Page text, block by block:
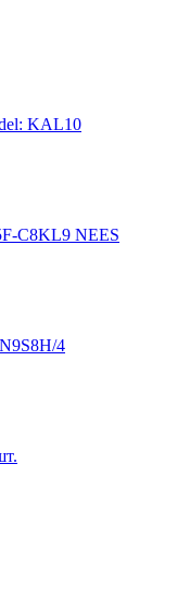
KAL10
C8KL9 NEES
4